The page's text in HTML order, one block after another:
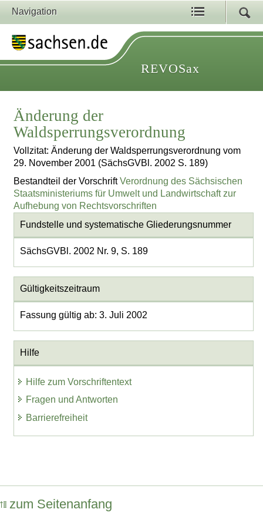
Navigation
REVOSax
Änderung der
Waldsperrungsverordnung
Vollzitat: Änderung der Waldsperrungsverordnung vom
29. November 2001 (SächsGVBl. 2002 S. 189)
Bestandteil der VorschriftVerordnung des Sächsischen
Staatsministeriums für Umwelt und Landwirtschaft zur
Aufhebung von Rechtsvorschriften
Fundstelle und systematische Gliederungsnummer
SächsGVBl. 2002 Nr. 9, S. 189
Gültigkeitszeitraum
Fassung gültig ab: 3. Juli 2002
Hilfe
Hilfe zum Vorschriftentext
Fragen und Antworten
Barrierefreiheit
zum Seitenanfang